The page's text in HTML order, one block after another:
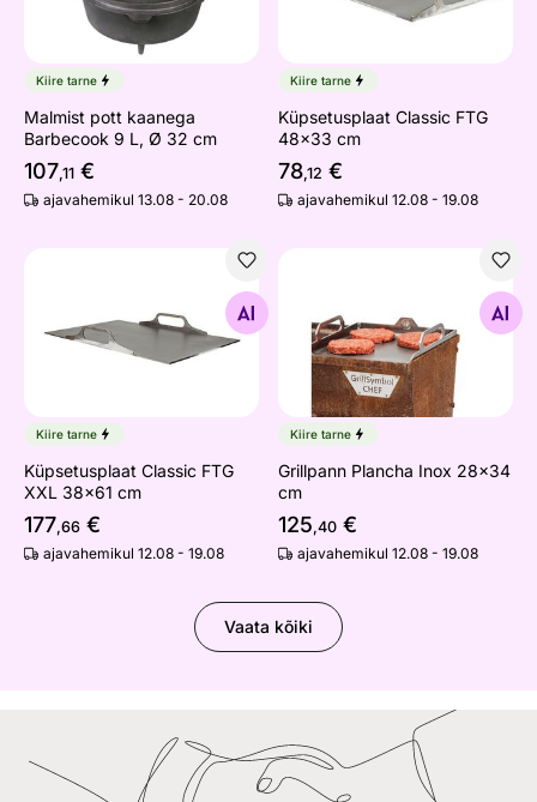
Kiire tarne
Malmist pott kaanega
Barbecook 9 L, Ø 32 cm
107,11 €
ajavahemikul 13.08 - 20.08
Kiire tarne
Küpsetusplaat Classic FTG
48x33 cm
78,12 €
ajavahemikul 12.08 - 19.08
Küpsetusplaat Classic FTG XXL 38x61 cm
Otsi sarnaseid
Kiire tarne
Küpsetusplaat Classic FTG
XXL 38x61 cm
177,66 €
ajavahemikul 12.08 - 19.08
Grillpann Plancha Inox
Otsi sarnaseid
Kiire tarne
Grillpann Plancha Inox 28x34
cm
125,40 €
ajavahemikul 12.08 - 19.08
Vaata kõiki